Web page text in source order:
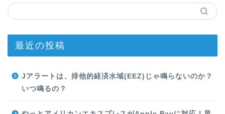
最近の投稿
Jアラートは、排他的経済水域(EEZ)じゃ鳴らないのか？
いつ鳴るの？